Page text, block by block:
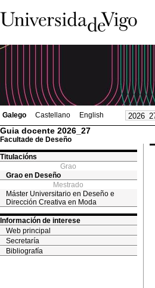
Galego Castellano English
Guia docente 2026_27
Facultade de Deseño
Titulacións
Grao
Grao en Deseño
Mestrado
Máster Universitario en Deseño e
Dirección Creativa en Moda
Información de interese
Web principal
Secretaría
Bibliografía